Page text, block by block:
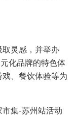
灵感，并举办
化品牌的特色体
、餐饮体验等为
集-苏州站活动